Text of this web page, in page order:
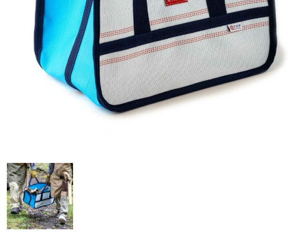
STOVAX
ライス
ネスターマーティン